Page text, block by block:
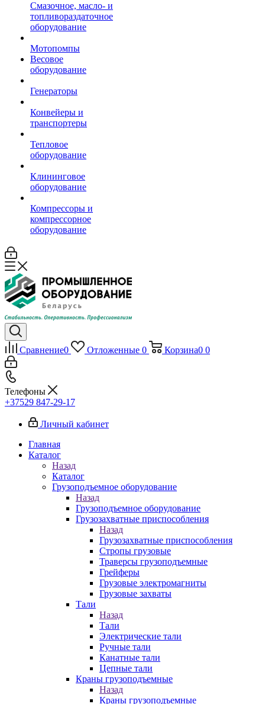
Смазочное, масло- и
топливораздаточное
оборудование
Мотопомпы
Весовое
оборудование
Генераторы
Конвейеры и
транспортеры
Тепловое
оборудование
Клининговое
оборудование
Компрессоры и
компрессорное
оборудование
Сравнение0 Отложенные 0 Корзина0 0
Телефоны
+37529 847-29-17‬
Личный кабинет
Главная
Каталог
Назад
Каталог
Грузоподъемное оборудование
Назад
Грузоподъемное оборудование
Грузозахватные приспособления
Назад
Грузозахватные приспособления
Стропы грузовые
Траверсы грузоподъемные
Грейферы
Грузовые электромагниты
Грузовые захваты
Тали
Назад
Тали
Электрические тали
Ручные тали
Канатные тали
Цепные тали
Краны грузоподъемные
Назад
Краны грузоподъемные